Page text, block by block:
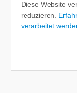
Diese Website
reduzieren.
verarbeitet